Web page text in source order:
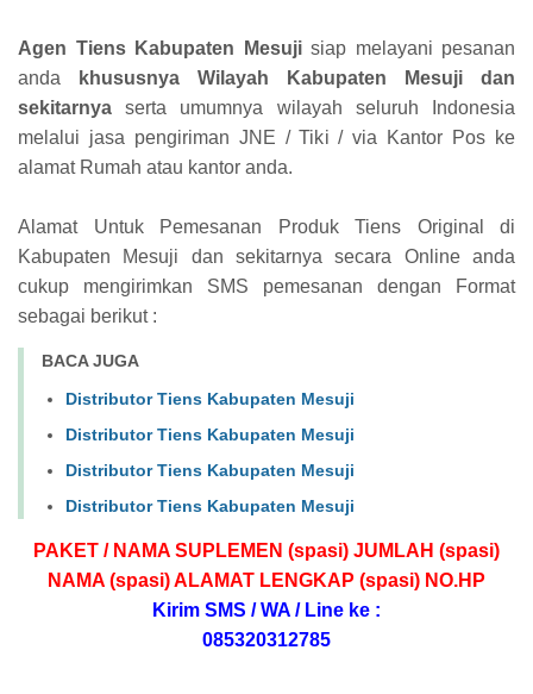
Agen Tiens Kabupaten Mesujisiap melayani pesanan
anda
khususnya Wilayah Kabupaten Mesuji dan
sekitarnya serta umumnya wilayah seluruh Indonesia
melalui jasa pengiriman JNE / Tiki / via Kantor Pos ke
alamat Rumah atau kantor anda.
Alamat Untuk Pemesanan Produk Tiens Original di
Kabupaten Mesuji dan sekitarnya secara Online anda
cukup mengirimkan SMS pemesanan dengan Format
sebagai berikut :
BACA JUGA
Distributor Tiens Kabupaten Mesuji
Distributor Tiens Kabupaten Mesuji
Distributor Tiens Kabupaten Mesuji
Distributor Tiens Kabupaten Mesuji
PAKET / NAMA SUPLEMEN (spasi) JUMLAH (spasi)
NAMA (spasi) ALAMAT LENGKAP (spasi) NO.HP
Kirim SMS / WA / Line ke :
085320312785